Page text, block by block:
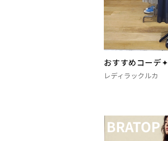
おすすめコーデ✦
レディラックルカ